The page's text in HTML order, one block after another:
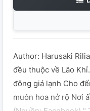
Author: Harusaki
đều thuộc về Lão
đông giá lạnh Cho
muôn hoa nở rộ Nơi